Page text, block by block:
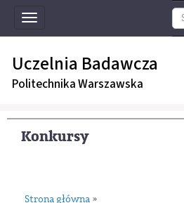
Toggle
navigation
Uczelnia Badawcza
Politechnika Warszawska
Konkursy
Strona główna »